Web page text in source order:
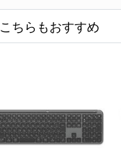
こちらもおすすめ